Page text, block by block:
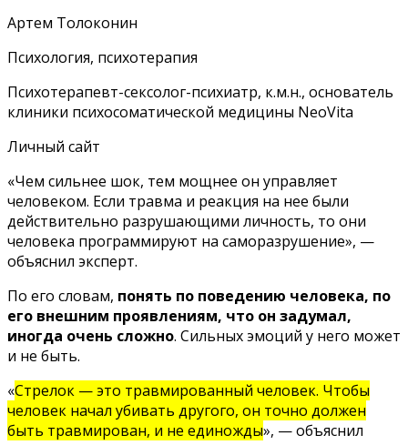
Артем Толоконин
Психология, психотерапия
Психотерапевт-сексолог-психиатр, к.м.н., основатель
клиники психосоматической медицины NeoVita
Личный сайт
«Чем сильнее шок, тем мощнее он управляет
человеком. Если травма и реакция на нее были
действительно разрушающими личность, то они
человека программируют на саморазрушение», —
объяснил эксперт.
По его словам, понять по поведению человека, по
его внешним проявлениям, что он задумал,
иногда очень сложно. Сильных эмоций у него может
и не быть.
«Стрелок — это травмированный человек. Чтобы
человек начал убивать другого, он точно должен
быть травмирован, и не единожды», — объяснил